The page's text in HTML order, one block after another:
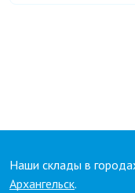
Наши склады в
Архангельск.